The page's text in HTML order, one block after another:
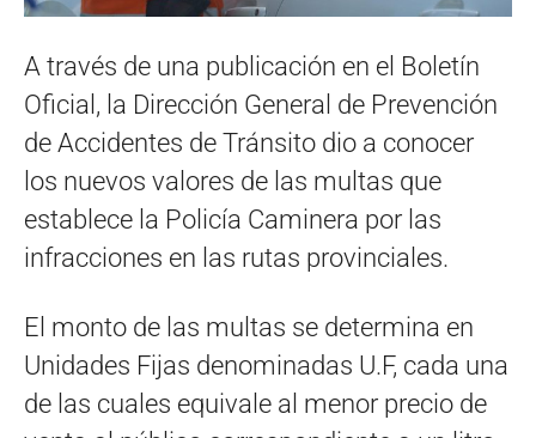
A través de una publicación en el Boletín
Oficial, la Dirección General de Prevención
de Accidentes de Tránsito dio a conocer
los nuevos valores de las multas que
establece la Policía Caminera por las
infracciones en las rutas provinciales.
El monto de las multas se determina en
Unidades Fijas denominadas U.F, cada una
de las cuales equivale al menor precio de